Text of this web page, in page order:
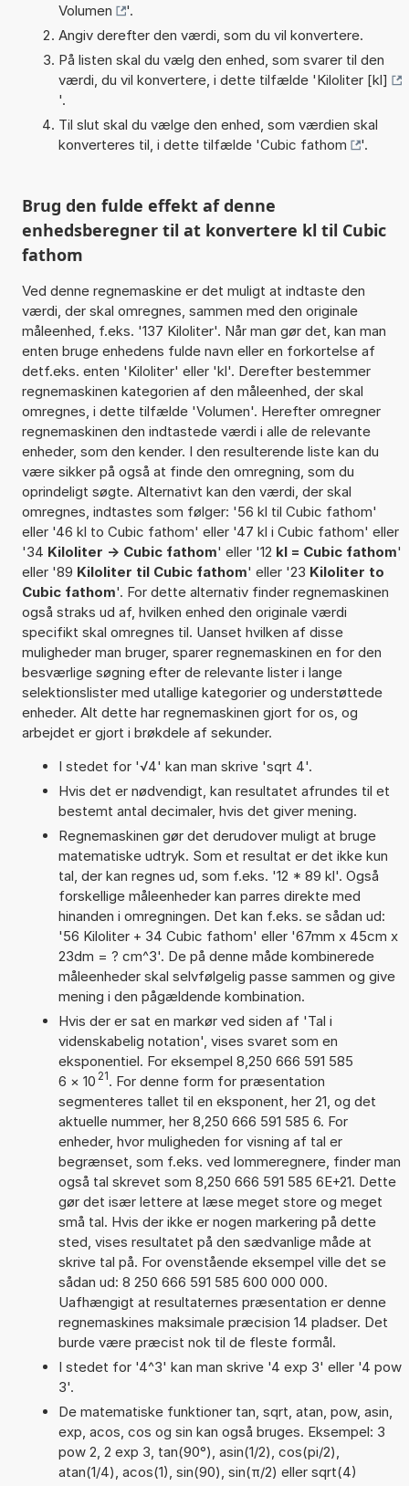
Volumen
'.
Angiv derefter den værdi, som du vil konvertere.
På listen skal du vælg den enhed, som svarer til den
værdi, du vil konvertere, i dette tilfælde 'Kiloliter [kl]
'.
Til slut skal du vælge den enhed, som værdien skal
konverteres til, i dette tilfælde 'Cubic fathom '.
Brug den fulde effekt af denne
enhedsberegner til at konvertere kl til Cubic
fathom
Ved denne regnemaskine er det muligt at indtaste den
værdi, der skal omregnes, sammen med den originale
måleenhed, f.eks. '137 Kiloliter'. Når man gør det, kan man
enten bruge enhedens fulde navn eller en forkortelse af
detf.eks. enten 'Kiloliter' eller 'kl'. Derefter bestemmer
regnemaskinen kategorien af den måleenhed, der skal
omregnes, i dette tilfælde 'Volumen'. Herefter omregner
regnemaskinen den indtastede værdi i alle de relevante
enheder, som den kender. I den resulterende liste kan du
være sikker på også at finde den omregning, som du
oprindeligt søgte. Alternativt kan den værdi, der skal
omregnes, indtastes som følger: '56 kl til Cubic fathom'
eller '46 kl to Cubic fathom' eller '47 kl i Cubic fathom' eller
'34 Kiloliter -> Cubic fathom' eller '12 kl = Cubic fathom'
eller '89 Kiloliter til Cubic fathom' eller '23 Kiloliter to
Cubic fathom'. For dette alternativ finder regnemaskinen
også straks ud af, hvilken enhed den originale værdi
specifikt skal omregnes til. Uanset hvilken af disse
muligheder man bruger, sparer regnemaskinen en for den
besværlige søgning efter de relevante lister i lange
selektionslister med utallige kategorier og understøttede
enheder. Alt dette har regnemaskinen gjort for os, og
arbejdet er gjort i brøkdele af sekunder.
I stedet for '√4' kan man skrive 'sqrt 4'.
Hvis det er nødvendigt, kan resultatet afrundes til et
bestemt antal decimaler, hvis det giver mening.
Regnemaskinen gør det derudover muligt at bruge
matematiske udtryk. Som et resultat er det ikke kun
tal, der kan regnes ud, som f.eks. '12 * 89 kl'. Også
forskellige måleenheder kan parres direkte med
hinanden i omregningen. Det kan f.eks. se sådan ud:
'56 Kiloliter + 34 Cubic fathom' eller '67mm x 45cm x
23dm = ? cm^3'. De på denne måde kombinerede
måleenheder skal selvfølgelig passe sammen og give
mening i den pågældende kombination.
Hvis der er sat en markør ved siden af 'Tal i
videnskabelig notation', vises svaret som en
eksponentiel. For eksempel 8,250 666 591 585
6 × 10 21. For denne form for præsentation
segmenteres tallet til en eksponent, her 21, og det
aktuelle nummer, her 8,250 666 591 585 6. For
enheder, hvor muligheden for visning af tal er
begrænset, som f.eks. ved lommeregnere, finder man
også tal skrevet som 8,250 666 591 585 6E+21. Dette
gør det især lettere at læse meget store og meget
små tal. Hvis der ikke er nogen markering på dette
sted, vises resultatet på den sædvanlige måde at
skrive tal på. For ovenstående eksempel ville det se
sådan ud: 8 250 666 591 585 600 000 000.
Uafhængigt at resultaternes præsentation er denne
regnemaskines maksimale præcision 14 pladser. Det
burde være præcist nok til de fleste formål.
I stedet for '4^3' kan man skrive '4 exp 3' eller '4 pow
3'.
De matematiske funktioner tan, sqrt, atan, pow, asin,
exp, acos, cos og sin kan også bruges. Eksempel: 3
pow 2, 2 exp 3, tan(90°), asin(1/2), cos(pi/2),
atan(1/4), acos(1), sin(90), sin(π/2) eller sqrt(4)